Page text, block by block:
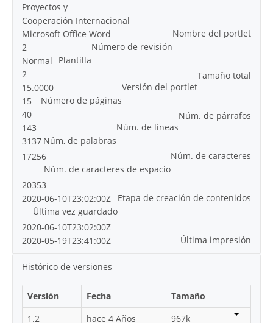
Proyectos y
Cooperación Internacional
Nombre del portlet
Microsoft Office Word
Número de revisión
2
Plantilla
Normal
Tamaño total
2
Versión del portlet
15.0000
Número de páginas
15
Núm. de párrafos
40
Núm. de líneas
143
Núm, de palabras
3137
Núm. de caracteres
17256
Núm. de caracteres de espacio
20353
Etapa de creación de contenidos
2020-06-10T23:02:00Z
Última vez guardado
2020-06-10T23:02:00Z
Última impresión
2020-05-19T23:41:00Z
Histórico de versiones
Versión Fecha
Tamaño
1.2
hace 4 Años
967k